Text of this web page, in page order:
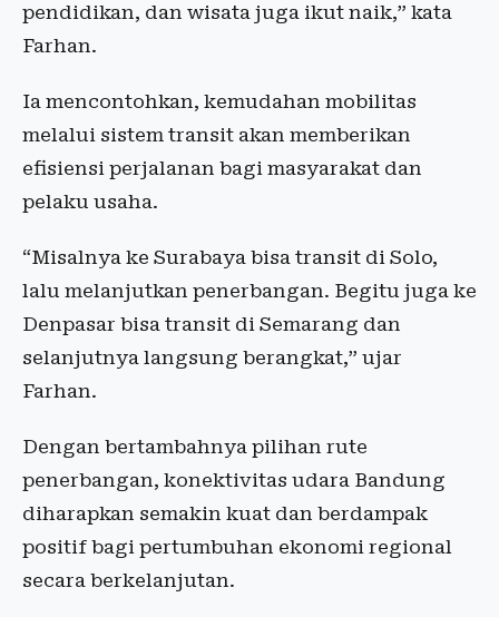
pendidikan, dan wisata juga ikut naik,” kata
Farhan.
Ia mencontohkan, kemudahan mobilitas
melalui sistem transit akan memberikan
efisiensi perjalanan bagi masyarakat dan
pelaku usaha.
“Misalnya ke Surabaya bisa transit di Solo,
lalu melanjutkan penerbangan. Begitu juga ke
Denpasar bisa transit di Semarang dan
selanjutnya langsung berangkat,” ujar
Farhan.
Dengan bertambahnya pilihan rute
penerbangan, konektivitas udara Bandung
diharapkan semakin kuat dan berdampak
positif bagi pertumbuhan ekonomi regional
secara berkelanjutan.